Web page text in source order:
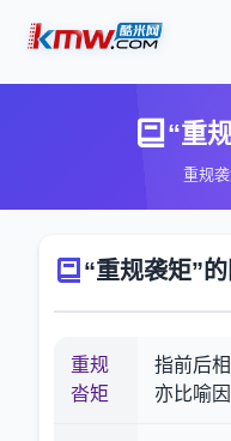
“重
重规
“重规袭矩”
重规
沓矩
指前后
亦比喻